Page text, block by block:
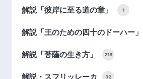
解説「彼岸に至る道の章」 1
解説「王のための四十のドーハー」
解説「菩薩の生き方」 218
解説・スフリッレーカ 32